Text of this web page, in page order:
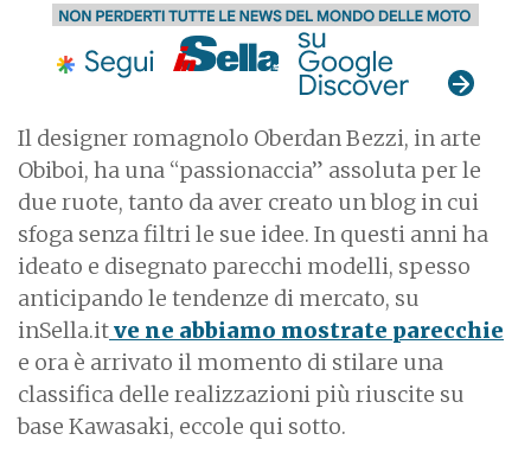
Il designer romagnolo Oberdan Bezzi, in arte
Obiboi, ha una “passionaccia” assoluta per le
due ruote, tanto da aver creato un blog in cui
sfoga senza filtri le sue idee. In questi anni ha
ideato e disegnato parecchi modelli, spesso
anticipando le tendenze di mercato, su
inSella.itve ne abbiamo mostrate parecchie
e ora è arrivato il momento di stilare una
classifica delle realizzazioni più riuscite su
base Kawasaki, eccole qui sotto.